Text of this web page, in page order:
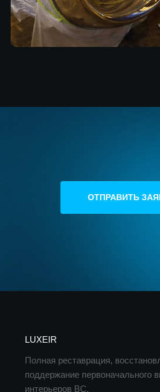
ОТПРАВИТЬ
LUXEIR
Полная реставрация,
поддержание первоначального
интерьеров ВС.